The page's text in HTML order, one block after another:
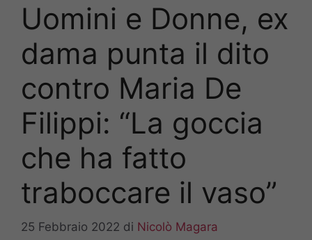
Uomini e Donne, ex
dama punta il dito
contro Maria De
Filippi: “La goccia
che ha fatto
traboccare il vaso”
25 Febbraio 2022 di Nicolò Magara